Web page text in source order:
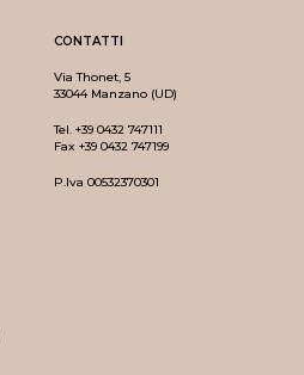
CONTATTI
Via Thonet, 5
33044 Manzano (UD)
Tel. +39 0432 747111
Fax +39 0432 747199
P.Iva 00532370301